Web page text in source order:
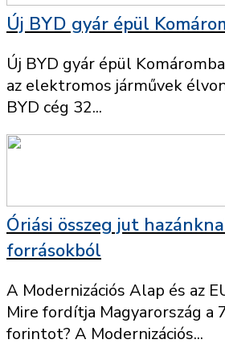
Új BYD gyár épül
Új BYD gyár épül
az elektromos járművek
BYD cég 32...
Óriási összeg jut
forrásokból
A Modernizációs Alap és az
Mire fordítja Magyarország a
forintot? A Modernizációs...